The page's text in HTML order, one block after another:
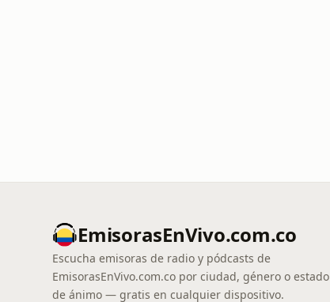
EmisorasEnVivo.com.co
Escucha emisoras de radio y pódcasts de
EmisorasEnVivo.com.co por ciudad, género o estado
de ánimo — gratis en cualquier dispositivo.